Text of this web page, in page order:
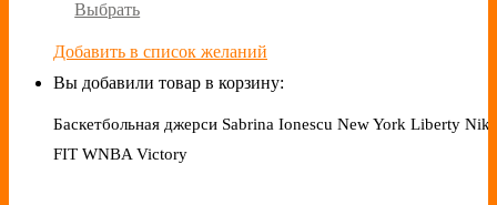
Выбрать
Добавить в список желаний
Вы добавили товар в корзину:
Баскетбольная джерси Sabrina Ionescu New York Liberty
FIT WNBA Victory